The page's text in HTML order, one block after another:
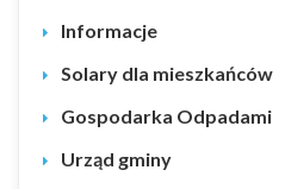
Informacje
Solary dla mieszkańców
Gospodarka Odpadami
Urząd gminy